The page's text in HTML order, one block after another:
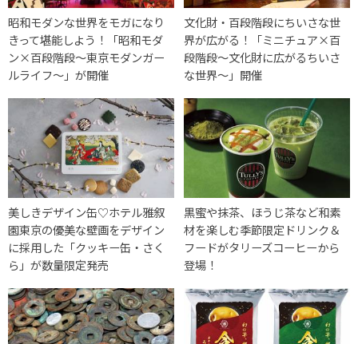
昭和モダンな世界をモガになり
きって堪能しよう！「昭和モダ
ン×百段階段～東京モダンガー
ルライフ～」が開催
文化財・百段階段にちいさな世
界が広がる！「ミニチュア×百
段階段～文化財に広がるちいさ
な世界～」開催
美しきデザイン缶♡ホテル雅叙
園東京の優美な壁画をデザイン
に採用した「クッキー缶・さく
ら」が数量限定発売
黒蜜や抹茶、ほうじ茶など和素
材を楽しむ季節限定ドリンク＆
フードがタリーズコーヒーから
登場！